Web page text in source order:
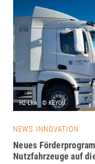
NEWS INNOVATION
Neues
Nutzfahrzeuge auf